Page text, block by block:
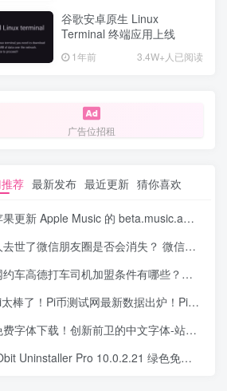
谷歌安卓原生 Linux
Terminal 终端应用上线
1年前 3.4W+人已阅读
广告位招租
荐 最新发布 最近更新 猜你喜欢
新 Apple Music 的 beta.music.apple.com 网站：引入了在网页端查看歌词的功能
世了微信朋友圈是否会消失？ 微信客服回应
车高德打车司机加盟条件有哪些？高德打车司机加盟条件及注意事项？
棒了！Pi币测试网最新数据出炉！Pi节点数量成为全球第一！
字体下载！创新前卫的中文字体-站酷小薇LOGO体
Uninstaller Pro 10.0.2.21 绿色免安装版